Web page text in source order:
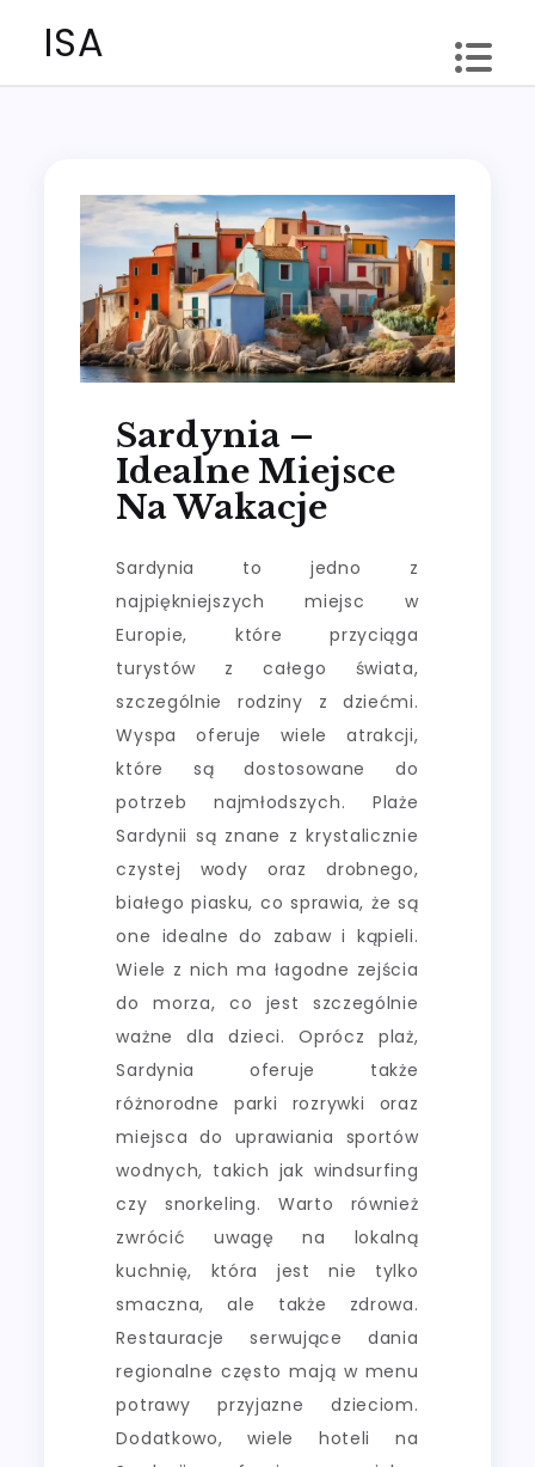
ISA
Sardynia –
Idealne Miejsce
Na Wakacje
Sardynia to jedno z
najpiękniejszych miejsc w
Europie, które przyciąga
turystów z całego świata,
szczególnie rodziny z dziećmi.
Wyspa oferuje wiele atrakcji,
które są dostosowane do
potrzeb najmłodszych. Plaże
Sardynii są znane z krystalicznie
czystej wody oraz drobnego,
białego piasku, co sprawia, że są
one idealne do zabaw i kąpieli.
Wiele z nich ma łagodne zejścia
do morza, co jest szczególnie
ważne dla dzieci. Oprócz plaż,
Sardynia oferuje także
różnorodne parki rozrywki oraz
miejsca do uprawiania sportów
wodnych, takich jak windsurfing
czy snorkeling. Warto również
zwrócić uwagę na lokalną
kuchnię, która jest nie tylko
smaczna, ale także zdrowa.
Restauracje serwujące dania
regionalne często mają w menu
potrawy przyjazne dzieciom.
Dodatkowo, wiele hoteli na